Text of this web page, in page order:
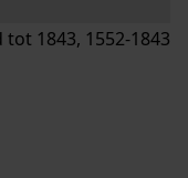
1843, 1552-1843